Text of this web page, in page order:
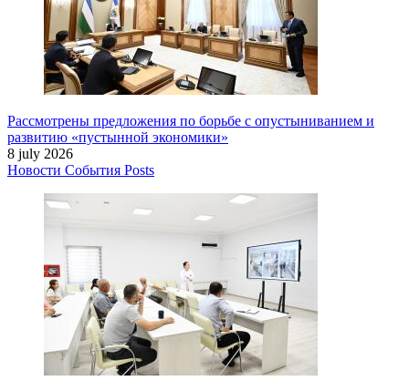
Рассмотрены предложения по борьбе с опустыниванием и
развитию «пустынной экономики»
8 july 2026
Новости События Posts